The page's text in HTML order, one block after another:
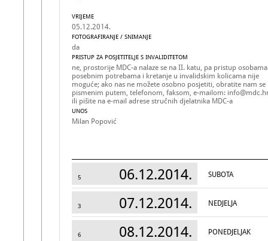
VRIJEME
05.12.2014.
FOTOGRAFIRANJE / SNIMANJE
da
PRISTUP ZA POSJETITELJE S INVALIDITETOM
ne, prostorije MDC-a nalaze se na II. katu, pa pristup osobama
posebnim potrebama i kretanje u invalidskim kolicama nije
moguće; ako nas ne možete osobno posjetiti, obratite nam se
pismenim putem, telefonom, faksom, e-mailom:
ili pišite na e-mail adrese stručnih djelatnika MDC-a
UNOS
Milan Popović
5 06.12.2014. SUBOTA
3 07.12.2014. NEDJELJA
6 08.12.2014. PONEDJELJAK